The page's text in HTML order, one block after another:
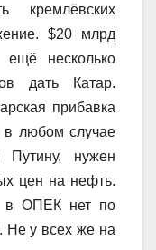
кремлёвских
$20 млрд
ещё несколько
дать Катар.
прибавка
в любом случае
нужен
цен на нефть.
в ОПЕК нет по
Не у всех же на